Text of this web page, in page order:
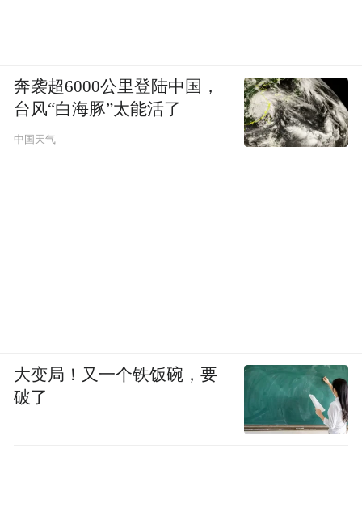
奔袭超6000公里登陆中国，
台风“白海豚”太能活了
中国天气
大变局！又一个铁饭碗，要
破了